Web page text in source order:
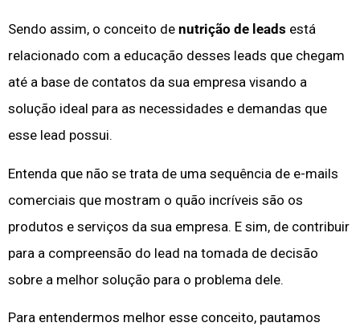
Sendo assim, o conceito de nutrição de leads está
relacionado com a educação desses leads que chegam
até a base de contatos da sua empresa visando a
solução ideal para as necessidades e demandas que
esse lead possui.
Entenda que não se trata de uma sequência de e-mails
comerciais que mostram o quão incríveis são os
produtos e serviços da sua empresa. E sim, de contribuir
para a compreensão do lead na tomada de decisão
sobre a melhor solução para o problema dele.
Para entendermos melhor esse conceito, pautamos